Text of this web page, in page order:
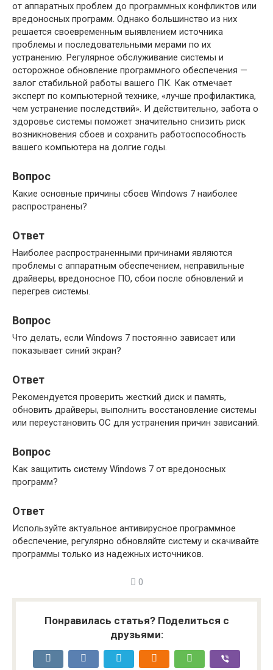
от аппаратных проблем до программных конфликтов или
вредоносных программ. Однако большинство из них
решается своевременным выявлением источника
проблемы и последовательными мерами по их
устранению. Регулярное обслуживание системы и
осторожное обновление программного обеспечения —
залог стабильной работы вашего ПК. Как отмечает
эксперт по компьютерной технике, «лучше профилактика,
чем устранение последствий». И действительно, забота о
здоровье системы поможет значительно снизить риск
возникновения сбоев и сохранить работоспособность
вашего компьютера на долгие годы.
Вопрос
Какие основные причины сбоев Windows 7 наиболее
распространены?
Ответ
Наиболее распространенными причинами являются
проблемы с аппаратным обеспечением, неправильные
драйверы, вредоносное ПО, сбои после обновлений и
перегрев системы.
Вопрос
Что делать, если Windows 7 постоянно зависает или
показывает синий экран?
Ответ
Рекомендуется проверить жесткий диск и память,
обновить драйверы, выполнить восстановление системы
или переустановить ОС для устранения причин зависаний.
Вопрос
Как защитить систему Windows 7 от вредоносных
программ?
Ответ
Используйте актуальное антивирусное программное
обеспечение, регулярно обновляйте систему и скачивайте
программы только из надежных источников.
0
Понравилась статья? Поделиться с
друзьями: